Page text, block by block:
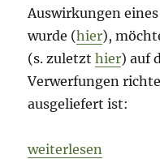
Auswirkungen
wurde (hier),
(s. zuletzthier) auf
Verwerfungen
ausgeliefert ist:
„Morning Briefing
weiterlesen